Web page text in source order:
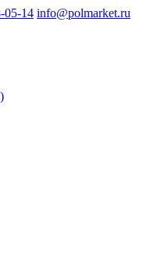
05-14 info@polmarket.ru